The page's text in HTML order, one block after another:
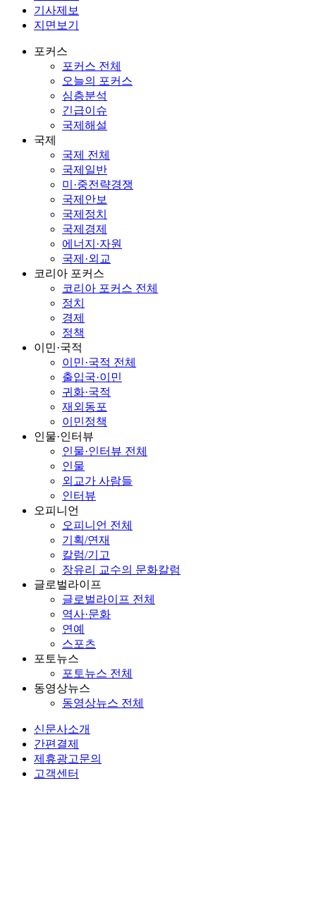
기사제보
지면보기
포커스
포커스 전체
오늘의 포커스
심층분석
긴급이슈
국제해설
국제
국제 전체
국제일반
미·중전략경쟁
국제안보
국제정치
국제경제
에너지·자원
국제·외교
코리아 포커스
코리아 포커스 전체
정치
경제
정책
이민·국적
이민·국적 전체
출입국·이민
귀화·국적
재외동포
이민정책
인물·인터뷰
인물·인터뷰 전체
인물
외교가 사람들
인터뷰
오피니언
오피니언 전체
기획/연재
칼럼/기고
장유리 교수의 문화칼럼
글로벌라이프
글로벌라이프 전체
역사·문화
연예
스포츠
포토뉴스
포토뉴스 전체
동영상뉴스
동영상뉴스 전체
신문사소개
간편결제
제휴광고문의
고객센터